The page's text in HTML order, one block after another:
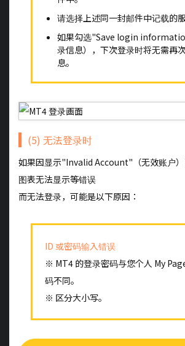
请选择上述同一封邮件中记载的服
如果勾选"Save login
录信息），下次登录时将无需再
息。
(5) 无法登录时
如果因显示"Invalid Account"（无效账户
图表无法显示等错误
而无法登录，可能是以下原因：
ID 或密码输入错误
※ MT4 的登录密码与您个人 My
码不同。
※ 区分大小写。